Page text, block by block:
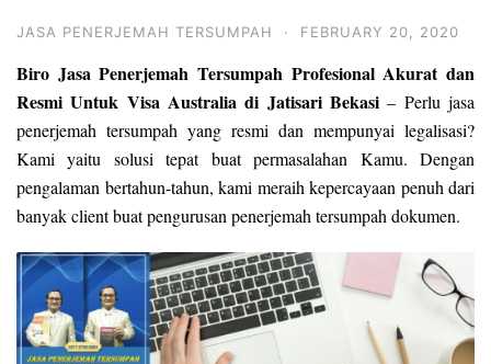
JASA PENERJEMAH TERSUMPAH · FEBRUARY 20, 2020
Biro Jasa Penerjemah Tersumpah Profesional Akurat dan
Resmi Untuk Visa Australia di Jatisari Bekasi – Perlu jasa
penerjemah tersumpah yang resmi dan mempunyai legalisasi?
Kami yaitu solusi tepat buat permasalahan Kamu. Dengan
pengalaman bertahun-tahun, kami meraih kepercayaan penuh dari
banyak client buat pengurusan penerjemah tersumpah dokumen.